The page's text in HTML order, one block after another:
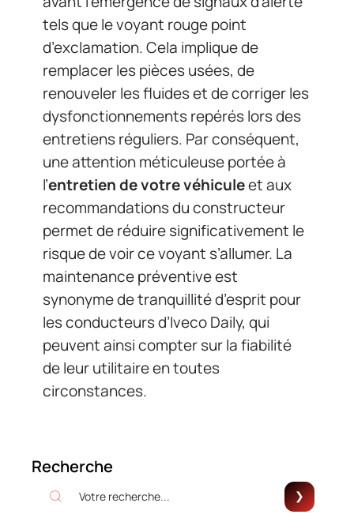
tels que le voyant rouge point
d’exclamation. Cela implique de
remplacer les pièces usées, de
renouveler les fluides et de corriger les
dysfonctionnements repérés lors des
entretiens réguliers. Par conséquent,
une attention méticuleuse portée à
l’entretien de votre véhiculeet aux
recommandations du constructeur
permet de réduire significativement le
risque de voir ce voyant s’allumer. La
maintenance préventive est
synonyme de tranquillité d’esprit pour
les conducteurs d’Iveco Daily, qui
peuvent ainsi compter sur la fiabilité
de leur utilitaire en toutes
circonstances.
Recherche